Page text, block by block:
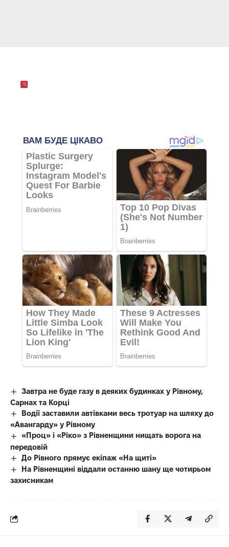
Завтра не буде газу в деяких будинках у Рівному,
Сарнах та Корці
Водії заставили автівками весь тротуар на шляху до
«Авангарду» у Рівному
«Проц» і «Ріко» з Рівненщини нищать ворога на
передовій
До Рівного прямує екіпаж «На щиті»
На Рівненщині віддали останню шану ще чотирьом
захисникам